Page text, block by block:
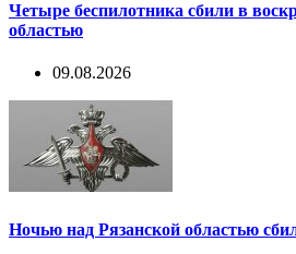
Четыре беспилотника сбили в
областью
09.08.2026
Ночью над Рязанской областью